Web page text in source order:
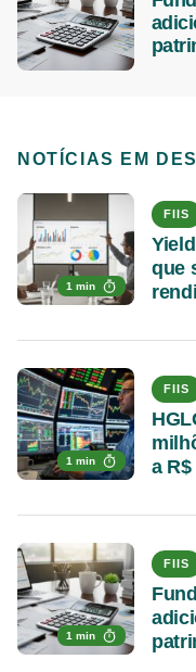
NOTÍCIAS EM
1 min
FIIS
que
1 min
FIIS
a
1 min
FIIS